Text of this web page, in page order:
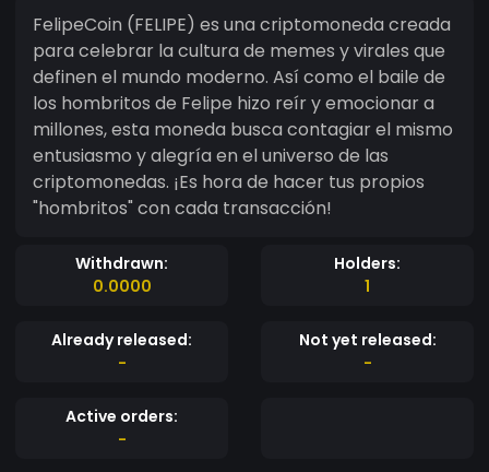
FelipeCoin (FELIPE) es una criptomoneda creada
para celebrar la cultura de memes y virales que
definen el mundo moderno. Así como el baile de
los hombritos de Felipe hizo reír y emocionar a
millones, esta moneda busca contagiar el mismo
entusiasmo y alegría en el universo de las
criptomonedas. ¡Es hora de hacer tus propios
"hombritos" con cada transacción!
Withdrawn:
0.0000
Holders:
1
Already released:
-
Not yet released:
-
Active orders:
-